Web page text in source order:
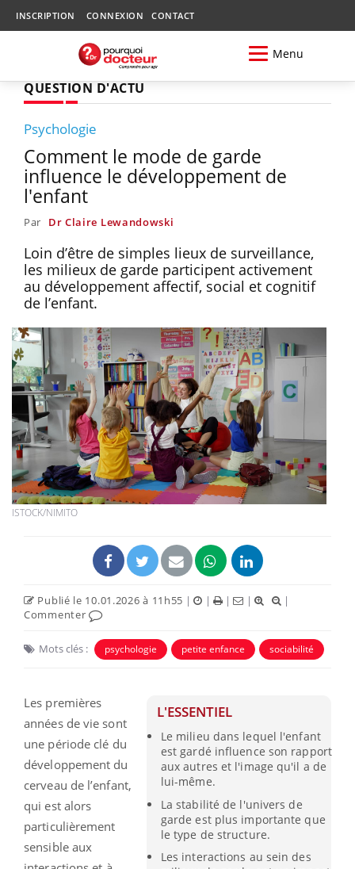
INSCRIPTION CONNEXION CONTACT
Menu
QUESTION D'ACTU
Psychologie
Comment le mode de garde
influence le développement de
l'enfant
Par Dr Claire Lewandowski
Loin d’être de simples lieux de surveillance,
les milieux de garde participent activement
au développement affectif, social et cognitif
de l’enfant.
ISTOCK/NIMITO
Publié le 10.01.2026 à 11h55 | | | |
|
Commenter
Mots clés : psychologie petite enfance sociabilité
L'ESSENTIEL
Le milieu dans lequel l'enfant
est gardé influence son rapport
aux autres et l'image qu'il a de
lui-même.
La stabilité de l'univers de
garde est plus importante que
le type de structure.
Les interactions au sein des
Les premières
années de vie sont
une période clé du
développement du
cerveau de l’enfant,
qui est alors
particulièrement
sensible aux